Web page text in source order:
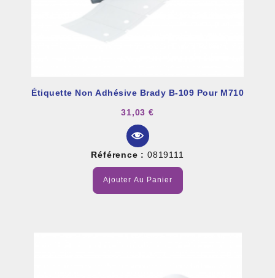
Étiquette Non Adhésive Brady B-109 Pour M710
31,03 €
Référence : 0819111
Ajouter Au Panier